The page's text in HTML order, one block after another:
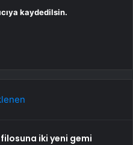
kaydedilsin.
filosuna iki yeni gemi